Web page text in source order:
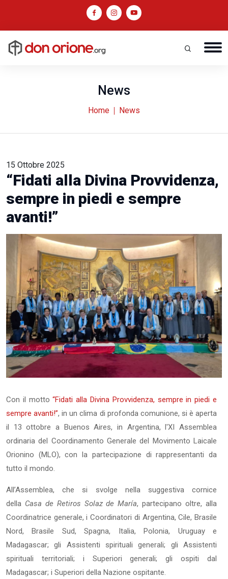
News
Home News
15 Ottobre 2025
“Fidati alla Divina Provvidenza,
sempre in piedi e sempre
avanti!”
Con il motto“Fidati alla Divina Provvidenza, sempre in piedi e
sempre avanti!”, in un clima di profonda comunione, si è aperta
il 13 ottobre a Buenos Aires, in Argentina, l'XI Assemblea
ordinaria del Coordinamento Generale del Movimento Laicale
Orionino (MLO), con la partecipazione di rappresentanti da
tutto il mondo.
All’Assemblea, che si svolge nella suggestiva cornice
della Casa de Retiros Solaz de María, partecipano oltre, alla
Coordinatrice generale, i Coordinatori di Argentina, Cile, Brasile
Nord, Brasile Sud, Spagna, Italia, Polonia, Uruguay e
Madagascar; gli Assistenti spirituali generali; gli Assistenti
spirituali territoriali; i Superiori generali; gli ospiti dal
Madagascar; i Superiori della Nazione ospitante.